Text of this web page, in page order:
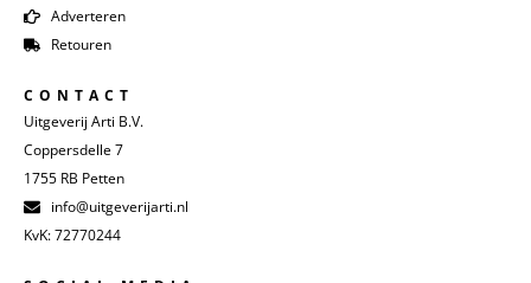
Adverteren
Retouren
CONTACT
Uitgeverij Arti B.V.
Coppersdelle 7
1755 RB Petten
info@uitgeverijarti.nl
KvK: 72770244